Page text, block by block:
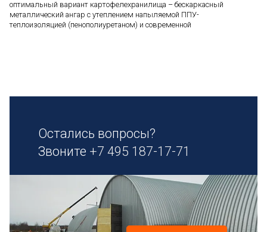
оптимальный вариант картофелехранилища – бескаркасный
металлический ангар с утеплением напыляемой ППУ-
теплоизоляцией (пенополиуретаном) и современной
Остались вопросы?
Звоните +7 495 187-17-71